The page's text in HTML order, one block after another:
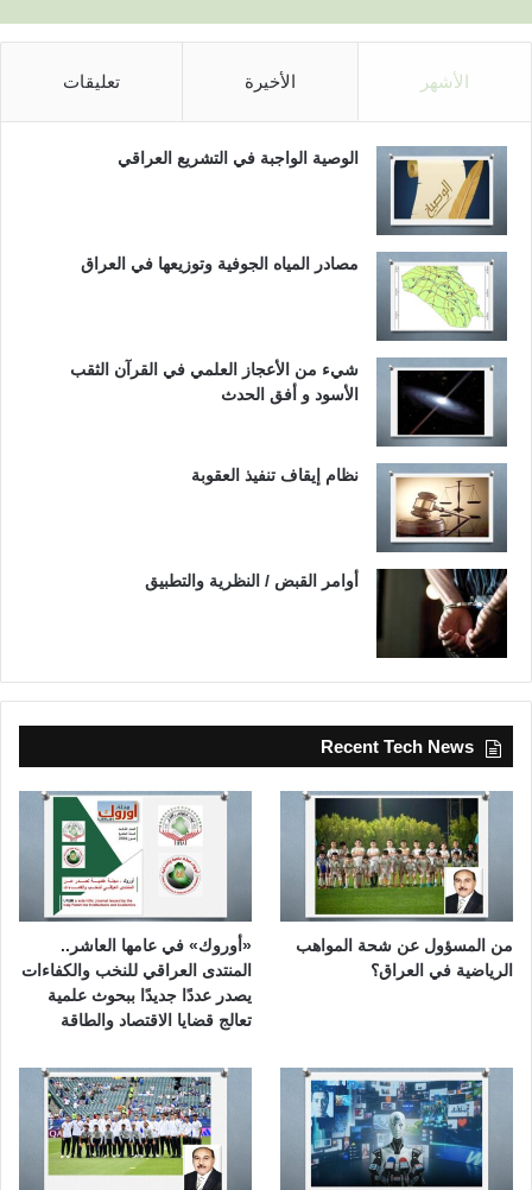
الأشهر الأخيرة تعليقات
الوصية الواجبة في التشريع العراقي
مصادر المياه الجوفية وتوزيعها في العراق
شيء من الأعجاز العلمي في القرآن الثقب
الأسود و أفق الحدث
نظام إيقاف تنفيذ العقوبة
أوامر القبض / النظرية والتطبيق
Recent Tech News
من المسؤول عن شحة المواهب
الرياضية في العراق؟
«أوروك» في عامها العاشر..
المنتدى العراقي للنخب والكفاءات
يصدر عددًا جديدًا ببحوث علمية
تعالج قضايا الاقتصاد والطاقة